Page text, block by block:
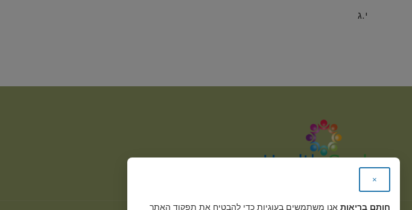
י.ג
×
חותם בריאות אנו משתמשים בעוגיות כדי להבטיח את תפקוד האתר